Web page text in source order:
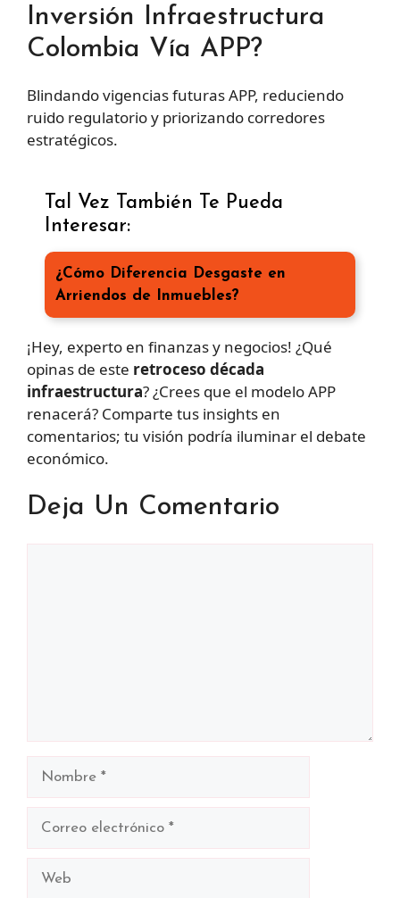
Inversión Infraestructura
Colombia Vía APP?
Blindando vigencias futuras APP, reduciendo
ruido regulatorio y priorizando corredores
estratégicos.
Tal Vez También Te Pueda
Interesar:
¿Cómo Diferencia Desgaste en
Arriendos de Inmuebles?
¡Hey, experto en finanzas y negocios! ¿Qué
opinas de este retroceso década
infraestructura? ¿Crees que el modelo APP
renacerá? Comparte tus insights en
comentarios; tu visión podría iluminar el debate
económico.
Deja Un Comentario
Nombre